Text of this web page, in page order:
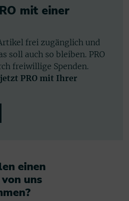
mit einer
frei zugänglich und
soll auch so bleiben. PRO
freiwillige Spenden.
PRO mit Ihrer
einen
uns